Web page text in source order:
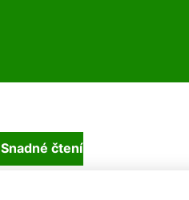
Snadné čtení